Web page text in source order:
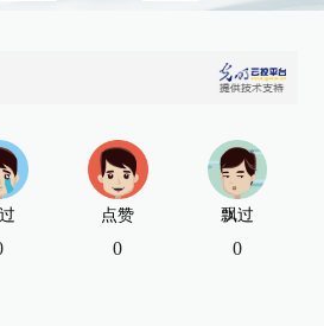
点赞
0
飘过
0